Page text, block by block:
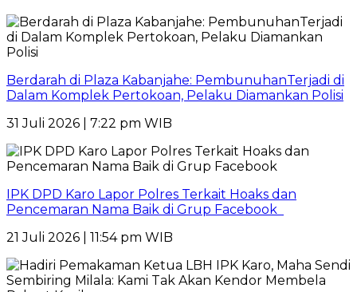
Berdarah di Plaza Kabanjahe: PembunuhanTerjadi di
Dalam Komplek Pertokoan, Pelaku Diamankan Polisi
31 Juli 2026 | 7:22 pm WIB
IPK DPD Karo Lapor Polres Terkait Hoaks dan
Pencemaran Nama Baik di Grup Facebook
21 Juli 2026 | 11:54 pm WIB